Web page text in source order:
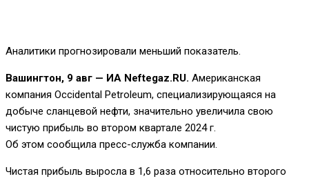
Аналитики прогнозировали меньший показатель.
Вашингтон, 9 авг — ИА Neftegaz.RU. Американская
компания Occidental Petroleum, специализирующаяся на
добыче сланцевой нефти, значительно увеличила свою
чистую прибыль во втором квартале 2024 г.
Об этом сообщила пресс-служба компании.
Чистая прибыль выросла в 1,6 раза относительно второго